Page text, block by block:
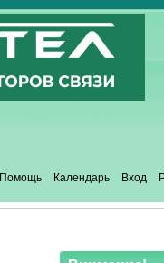
Помощь Календарь Вход